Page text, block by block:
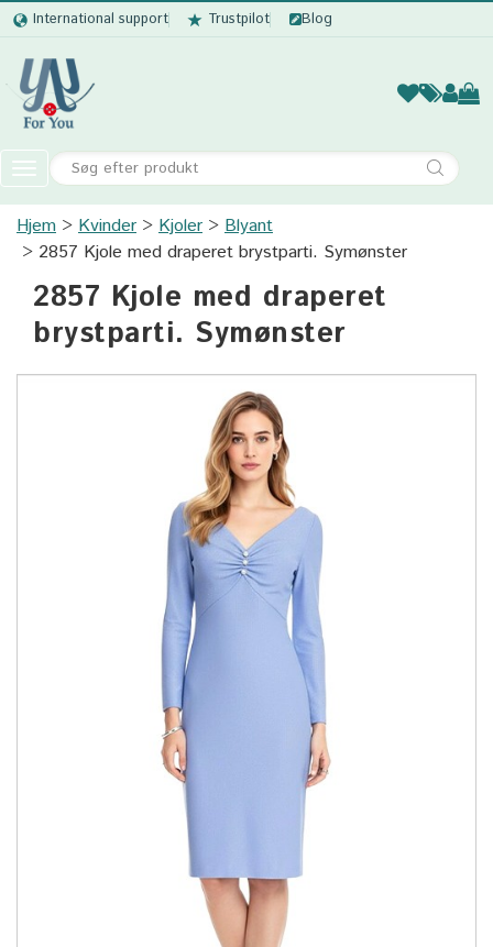
International support Trustpilot Blog
Kvinder
Toggle
navigation
Kvinder
Hjem Kvinder Kjoler
Blyant
2857 Kjole med draperet brystparti. Symønster
2857 Kjole med draperet
brystparti. Symønster